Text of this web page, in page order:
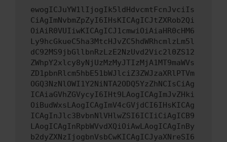
ewogICJuYW1lIjogIk5ldHdvcmtFcnJvciIs
CiAgImNvbmZpZyI6IHsKICAgICJtZXRob2Qi
OiAiR0VUIiwKICAgICJ1cmwiOiAiaHR0cHM6
Ly9hcGkueC5ha3MtcHJvZC5hdWRhcmlzLm5l
dC92MS9jbGllbnRzLzE2NzUvd2Vic2l0ZS12
ZWhpY2xlcy8yNjUzMzMyJTIzMjA1MT9maWVs
ZD1pbnRlcm5hbE51bWJlciZ3ZWJzaXRlPTVm
OGQ3NzNlOWI1Y2NiNTA2ODQ5YzZhNCIsCiAg
ICAiaGVhZGVycyI6IHt9LAogICAgImJvZHki
OiBudWxsLAogICAgImV4cGVjdCI6IHsKICAg
ICAgInJlc3BvbnNlVHlwZSI6ICIiCiAgICB9
LAogICAgInRpbWVvdXQiOiAwLAogICAgInBy
b2dyZXNzIjogbnVsbCwKICAgICJyaXNreSI6